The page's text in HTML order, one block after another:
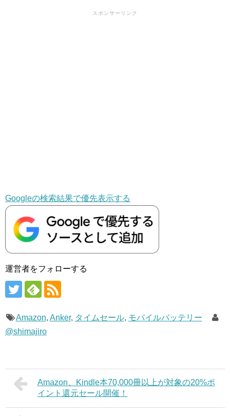
スポンサーリンク
Googleの検索結果で優先表示する
運営者をフォローする
Amazon, Anker, タイムセール, モバイルバッテリー
@shimajiro
Amazon、Kindle本70,000冊以上が対象の20%ポ
イント還元セール開催！